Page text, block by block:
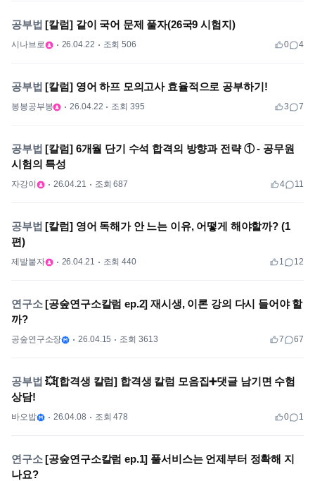
공부법 [칼럼] 같이 국어 문제 풀자(26국9 시험지)
시나브로 26.04.22 조회 506 0 4
공부법 [칼럼] 영어 하프 모의고사 효율적으로 공부하기!
봉봉공부봉 26.04.22 조회 395 3 7
공부법 [칼럼] 6개월 단기 수석 합격의 방향과 전략 ① - 공무원
시험의 특성
자강이 26.04.21 조회 687 4 11
공부법 [칼럼] 영어 독해가 안 느는 이유, 어떻게 해야할까? (1
편)
제발붙자 26.04.21 조회 440 1 12
연구소[공숲연구소칼럼 ep.2] 재시생, 이론 강의 다시 들어야 할
까?
공숲연구소장 26.04.15 조회 3613 7 67
공부법 💥[합격생 칼럼] 합격생 칼럼 모음집➕댓글 남기면 수험
상담!
바오밥 26.04.08 조회 478 0 1
연구소[공숲연구소칼럼 ep.1] 풀서비스는 언제부터 정확해 지
나요?